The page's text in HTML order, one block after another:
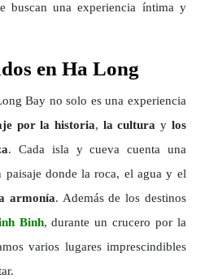
buscan una experiencia íntima y
en Ha Long
Bay no solo es una experiencia
por la historia, la culturay los
. Cada isla y cueva cuenta una
paisaje donde la roca, el agua y el
armonía. Además de los destinos
Binh, durante un crucero por la
varios lugares imprescindibles